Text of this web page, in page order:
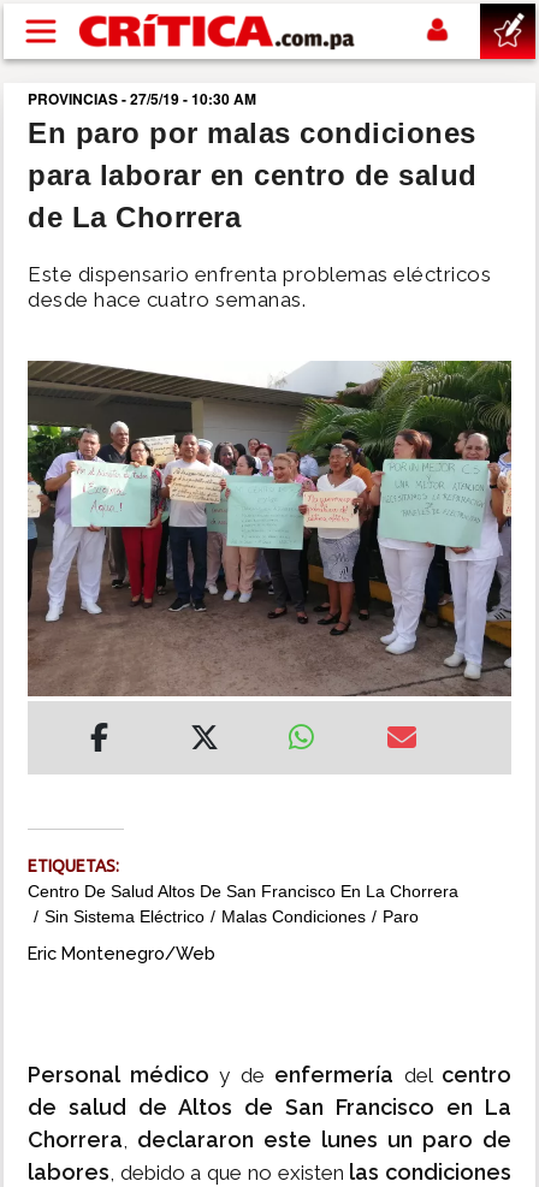
Pasar al contenido principal
buscar
SUCESOS
POLÍTICA
SHOW
DEPORTES
MUNDO
INSÓLITAS
MULTIMEDIA
PROVINCIAS - 27/5/19 - 10:30 AM
En paro por malas condiciones
para laborar en centro de salud
de La Chorrera
Este dispensario enfrenta problemas eléctricos
desde hace cuatro semanas.
ETIQUETAS:
Centro De Salud Altos De San Francisco En La Chorrera
Sin Sistema Eléctrico
Malas Condiciones Paro
Eric Montenegro/Web
Personal médico y de enfermería del centro
de salud de Altos de San Francisco en La
Chorrera, declararon este lunes un paro de
labores, debido a que no existen las condiciones